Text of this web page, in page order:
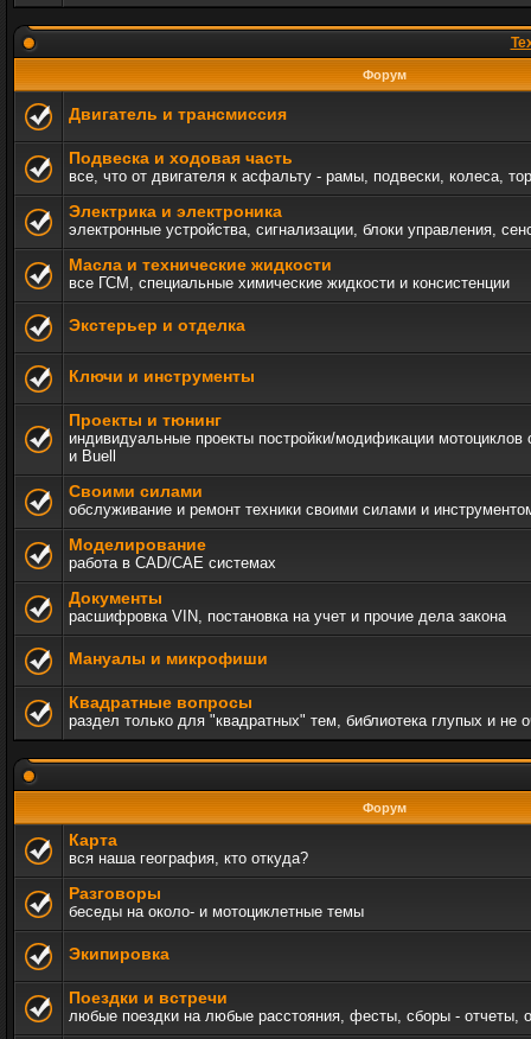
Форум
Двигатель и трансмиссия
Подвеска и ходовая часть
все, что от двигателя к асфальту - рамы, подвески, колеса,
Электрика и электроника
электронные устройства, сигнализации, блоки управления,
Масла и технические жидкости
все ГСМ, специальные химические жидкости и консистенции
Экстерьер и отделка
Ключи и инструменты
Проекты и тюнинг
индивидуальные проекты постройки/модификации мотоциклов
и Buell
Своими силами
обслуживание и ремонт техники своими силами и
Моделирование
работа в CAD/CAE системах
Документы
расшифровка VIN, постановка на учет и прочие дела закона
Мануалы и микрофиши
Квадратные вопросы
раздел только для "квадратных" тем, библиотека глупых и не
Форум
Карта
вся наша география, кто откуда?
Разговоры
беседы на около- и мотоциклетные темы
Экипировка
Поездки и встречи
любые поездки на любые расстояния, фесты, сборы - отчеты,